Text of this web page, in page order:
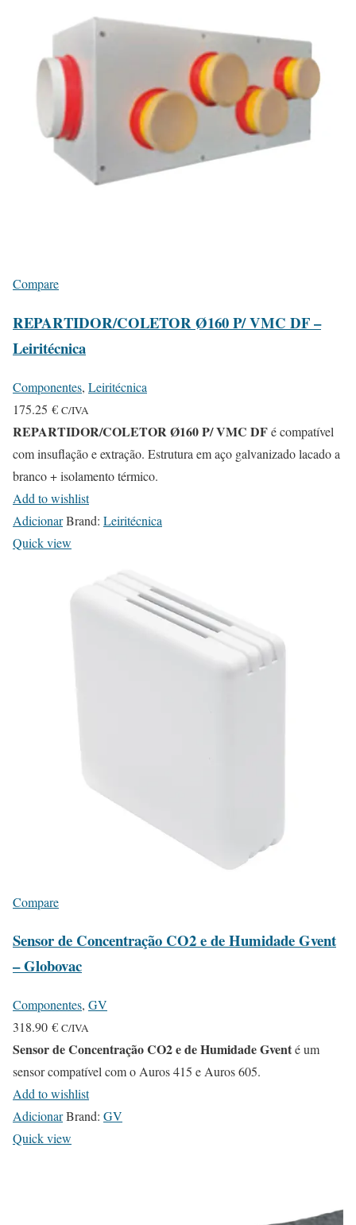
Compare
REPARTIDOR/COLETOR Ø160 P/ VMC DF –
Leiritécnica
Componentes, Leiritécnica
175.25 € C/IVA
REPARTIDOR/COLETOR Ø160 P/ VMC DFé compatível
com insuflação e extração. Estrutura em aço galvanizado lacado a
branco + isolamento térmico.
Add to wishlist
AdicionarBrand: Leiritécnica
Quick view
Compare
Sensor de Concentração CO2 e de Humidade Gvent
– Globovac
Componentes, GV
318.90 € C/IVA
Sensor de Concentração CO2 e de Humidade Gventé um
sensor compatível com o Auros 415 e Auros 605.
Add to wishlist
AdicionarBrand: GV
Quick view